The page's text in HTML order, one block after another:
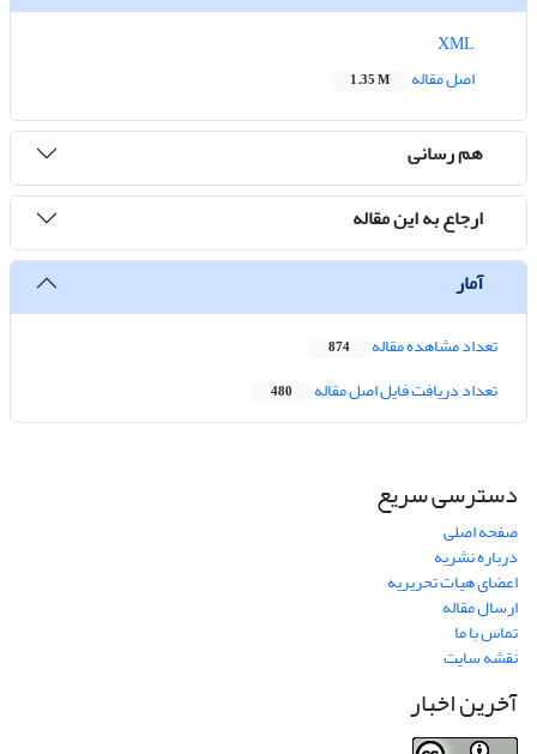
اصل مقاله
1.35 M
هم رسانی
ارجاع به این مقاله
آمار
تعداد مشاهده مقاله 874
تعداد دریافت فایل اصل مقاله 480
دسترسی سریع
صفحه اصلی
درباره نشریه
اعضای هیات تحریریه
ارسال مقاله
تماس با ما
نقشه سایت
آخرین اخبار